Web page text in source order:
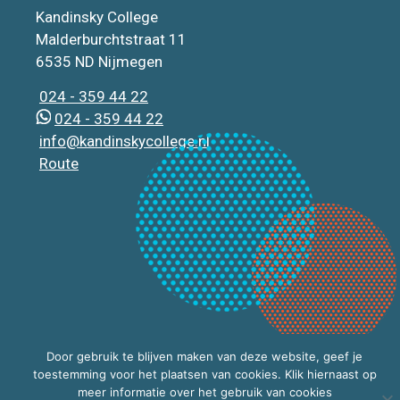
Kandinsky College
Malderburchtstraat 11
6535 ND Nijmegen
024 - 359 44 22
024 - 359 44 22
info@kandinskycollege.nl
Route
Door gebruik te blijven maken van deze website, geef je
toestemming voor het plaatsen van cookies. Klik hiernaast op
meer informatie over het gebruik van cookies